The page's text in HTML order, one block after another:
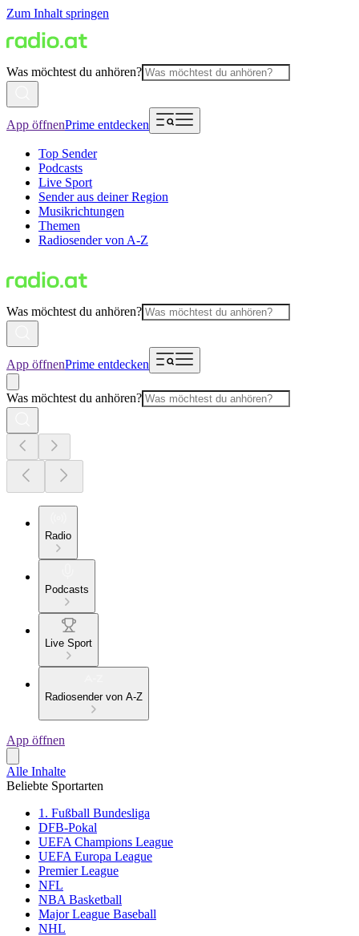
Zum Inhalt springen
Was möchtest du anhören?
App öffnenPrime entdecken
Top Sender
Podcasts
Live Sport
Sender aus deiner Region
Musikrichtungen
Themen
Radiosender von A-Z
Was möchtest du anhören?
App öffnenPrime entdecken
Was möchtest du anhören?
Radio
Podcasts
Live Sport
Radiosender von A-Z
App öffnen
Alle Inhalte
Beliebte Sportarten
1. Fußball Bundesliga
DFB-Pokal
UEFA Champions League
UEFA Europa League
Premier League
NFL
NBA Basketball
Major League Baseball
NHL